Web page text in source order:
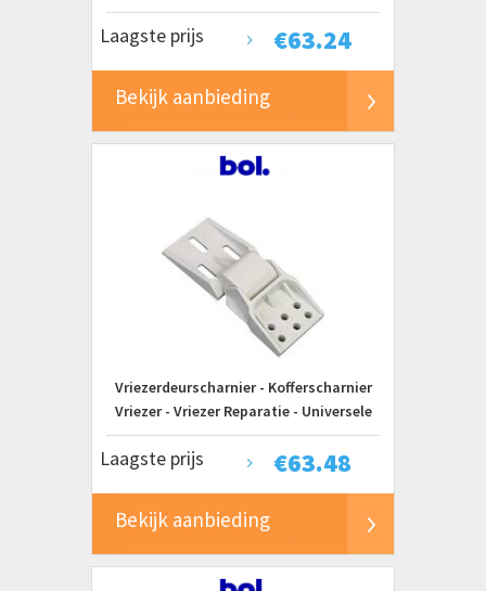
Invriezen
€63.24
Laagste prijs
Bekijk aanbieding
Vriezerdeurscharnier - Kofferscharnier
Vriezer - Vriezer Reparatie - Universele
Pasvorm - 128x53x2 cm - Wit
€63.48
Laagste prijs
Bekijk aanbieding